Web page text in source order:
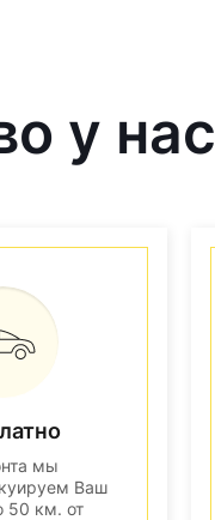
у нас
мы
Ваш
50 км. от